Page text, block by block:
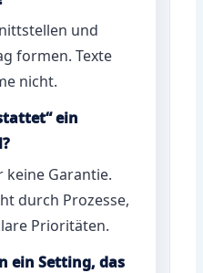
und
formen. Texte
nicht.
ein
keine Garantie.
durch Prozesse,
Prioritäten.
ein Setting, das